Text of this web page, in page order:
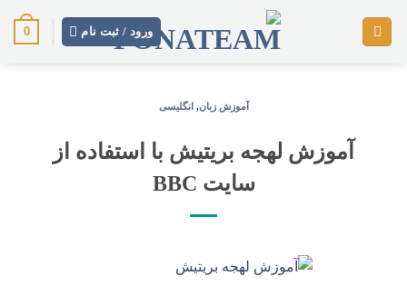
ورود / ثبت نام 0
آموزش زبان, انگلیسی
آموزش لهجه بریتیش با استفاده از
سایت BBC